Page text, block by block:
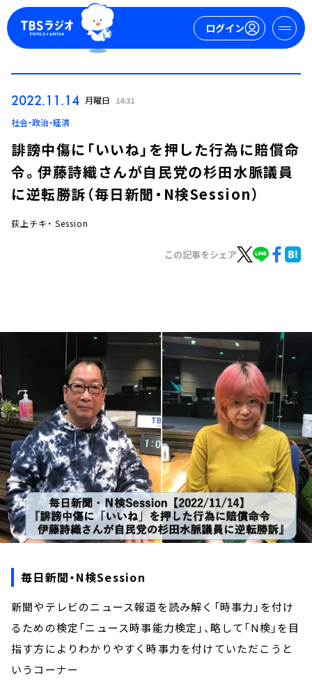
ログイン
イベント・グッズ
YouTube
会社情報
2022.11.14 月曜日 14:31
社会・政治・経済
誹謗中傷に「いいね」を押した行為に賠償命
令。伊藤詩織さんが自民党の杉田水脈議員
に逆転勝訴（毎日新聞・N検Session）
荻上チキ・ Session
この記事をシェア
毎日新聞・N検Session
新聞やテレビのニュース報道を読み解く「時事力」を付け
るための検定「ニュース時事能力検定」、略して「N検」を目
指す方によりわかりやすく時事力を付けていただこうと
いうコーナー